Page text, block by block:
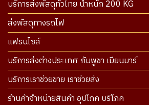
บริการส่งพัสดุทั่วไทย น้ำหนัก 200 KG
ส่งพัสดุทางรถไฟ
แฟรนไซส์
บริการส่งต่างประเทศ กัมพูชา เมียนมาร์
บริการเราช่วยขาย เราช่วยส่ง
ร้านค้าจำหน่ายสินค้า อุปโภค บริโภค